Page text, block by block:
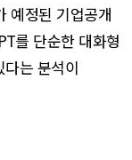
예정된 기업공개
를 단순한 대화형
는 분석이